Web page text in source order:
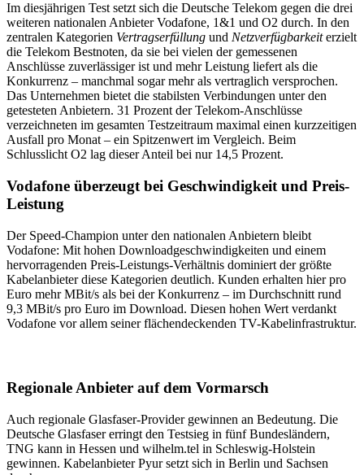
Im diesjährigen Test setzt sich die Deutsche Telekom gegen die drei
weiteren nationalen Anbieter Vodafone, 1&1 und O2 durch. In den
zentralen Kategorien Vertragserfüllung und Netzverfügbarkeiterzielt
die Telekom Bestnoten, da sie bei vielen der gemessenen
Anschlüsse zuverlässiger ist und mehr Leistung liefert als die
Konkurrenz – manchmal sogar mehr als vertraglich versprochen.
Das Unternehmen bietet die stabilsten Verbindungen unter den
getesteten Anbietern. 31 Prozent der Telekom-Anschlüsse
verzeichneten im gesamten Testzeitraum maximal einen kurzzeitigen
Ausfall pro Monat – ein Spitzenwert im Vergleich. Beim
Schlusslicht O2 lag dieser Anteil bei nur 14,5 Prozent.
Vodafone überzeugt bei Geschwindigkeit und Preis-
Leistung
Der Speed-Champion unter den nationalen Anbietern bleibt
Vodafone: Mit hohen Downloadgeschwindigkeiten und einem
hervorragenden Preis-Leistungs-Verhältnis dominiert der größte
Kabelanbieter diese Kategorien deutlich. Kunden erhalten hier pro
Euro mehr MBit/s als bei der Konkurrenz – im Durchschnitt rund
9,3 MBit/s pro Euro im Download. Diesen hohen Wert verdankt
Vodafone vor allem seiner flächendeckenden TV-Kabelinfrastruktur.
Regionale Anbieter auf dem Vormarsch
Auch regionale Glasfaser-Provider gewinnen an Bedeutung. Die
Deutsche Glasfaser erringt den Testsieg in fünf Bundesländern,
TNG kann in Hessen und wilhelm.tel in Schleswig-Holstein
gewinnen. Kabelanbieter Pyur setzt sich in Berlin und Sachsen